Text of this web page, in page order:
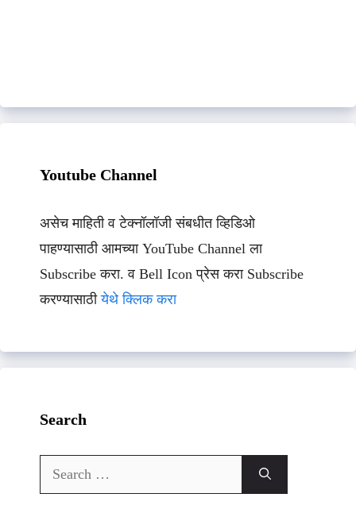
Youtube Channel
असेच माहिती व टेक्नॉलॉजी संबधीत व्हिडिओ
पाहण्यासाठी आमच्या YouTube Channel ला
Subscribe करा. व Bell Icon प्रेस करा Subscribe
करण्यासाठीयेथे क्लिक करा
Search
Search
for: